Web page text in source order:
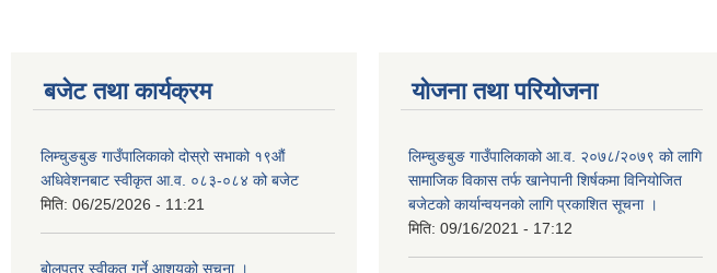
बजेट तथा कार्यक्रम
लिम्चुङबुङ गाउँपालिकाको दोस्रो सभाको १९औं
अधिवेशनबाट स्वीकृत आ.व. ०८३-०८४ को बजेट
मिति: 06/25/2026 - 11:21
बोलपत्र स्वीकृत गर्ने आशयको सूचना ।
योजना तथा परियोजना
लिम्चुङबुङ गाउँपालिकाको आ.व. २०७८/२०७९ को लागि
सामाजिक विकास तर्फ खानेपानी शिर्षकमा विनियोजित
बजेटको कार्यान्वयनको लागि प्रकाशित सूचना ।
मिति: 09/16/2021 - 17:12